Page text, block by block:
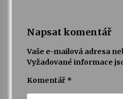
Napsat komentář
Vaše e-mailová adresa
Vyžadované informace
Komentář *